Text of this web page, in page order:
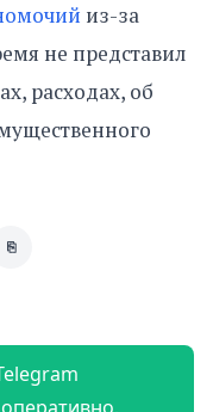
из-за
не представил
расходах, об
⎘